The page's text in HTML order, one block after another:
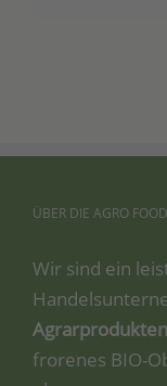
ÜBER DIE AGRO FOOD
Wir sind ein
fro­re­nes BIO-